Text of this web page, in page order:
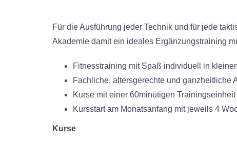
Für die Ausführung jeder Technik und für jede
Akademie damit ein ideales Ergänzungstraining
Fitnesstraining mit Spaß individuell in
Fachliche, altersgerechte und
Kurse mit einer 60minütigen
Kursstart am Monatsanfang mit jeweils 4
Kurse